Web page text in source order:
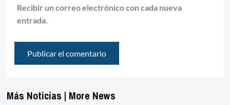
Recibir un correo electrónico con cada nueva
entrada.
Más Noticias | More News